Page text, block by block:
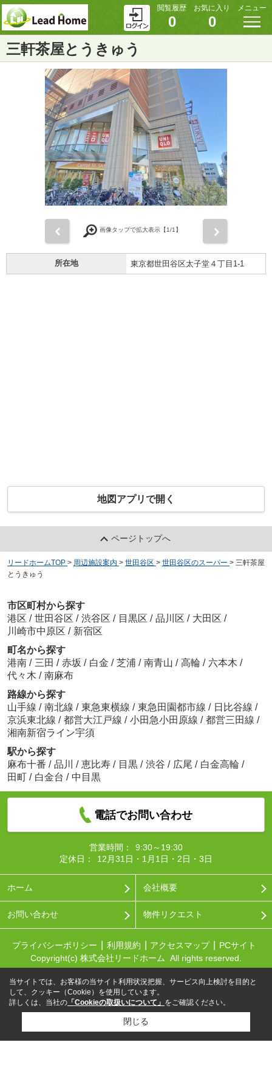
閲覧履歴
0
お気に入り
0
メニュー
三軒茶屋とうきゅう
画像タップで拡大表示【1/1】
所在地 東京都世田谷区太子堂４丁目1-1
地図アプリで開く
ページトップへ
リードホームTOP > 周辺施設案内 > 世田谷区 > 世田谷区のスーパー > 三軒茶屋
とうきゅう
市区町村から探す
港区 / 世田谷区 / 渋谷区 / 目黒区 / 品川区 / 大田区 /
川崎市中原区 / 新宿区
町名から探す
港南 / 三田 / 赤坂 / 白金 / 芝浦 / 南青山 / 高輪 / 六本木 /
代々木 / 南麻布
路線から探す
山手線 / 南北線 / 東急東横線 / 東急田園都市線 / 日比谷線 /
京浜東北線 / 都営大江戸線 / 小田急小田原線 / 都営三田線 /
湘南新宿ライン宇須
駅から探す
麻布十番 / 品川 / 恵比寿 / 目黒 / 渋谷 / 広尾 / 白金高輪 /
田町 / 白金台 / 中目黒
電話でお問い合わせ
営業時間：
9:30～19:30
定休日：
12月31日・1月1日・2日・3日
ホーム 会社概要
お問い合わせ 物件リクエスト
プライバシーポリシー 利用規約 アクセスマップ
PCサイト
Copyright(c) 株式会社リードホーム All rights reserved.
当サイトでは、お客様の当サイト利用状況把握、サービス向上検討を目的と
して、クッキー（Cookie）を使用しています。
詳しくは、当社の 「Cookieの取扱いについて」 をご確認ください。
閉じる